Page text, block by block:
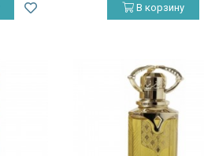
В корзину